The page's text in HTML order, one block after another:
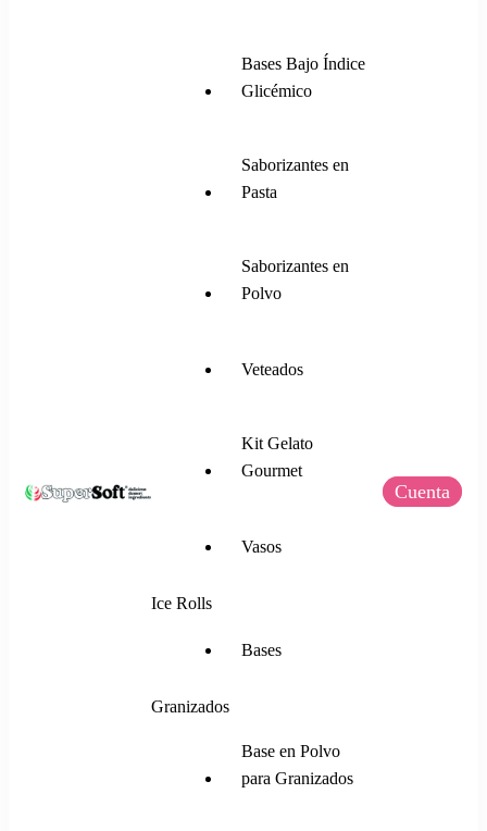
Mezclas para Helado Suave, Frozen Yogurt,
Bases Bajo Índice
Glicémico
Saborizantes en
Pasta
Saborizantes en
Polvo
Veteados
Kit Gelato
Gourmet
Vasos
Ice Rolls
Bases
Granizados
Base en Polvo
para Granizados
Cuenta